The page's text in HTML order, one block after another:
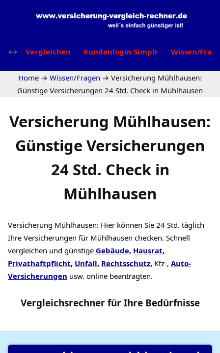
Vergleichen Kundenlogin Simplr Wissen/
Home → Wissen/Fragen → Versicherung Mühlhausen:
Günstige Versicherungen 24 Std. Check in Mühlhausen
Versicherung Mühlhausen:
Günstige Versicherungen
24 Std. Check in
Mühlhausen
Versicherung Mühlhausen: Hier können Sie 24 Std. täglich
Ihre Versicherungen für Mühlhausen checken. Schnell
vergleichen und günstige Gebäude, Hausrat,
Privathaftpflicht, Unfall, Rechtsschutz, Kfz-, Auto-
Versicherungen usw. online beantragten.
Vergleichsrechnerfür Ihre Bedürfnisse